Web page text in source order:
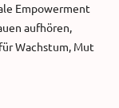
Empowerment
aufhören,
Wachstum, Mut